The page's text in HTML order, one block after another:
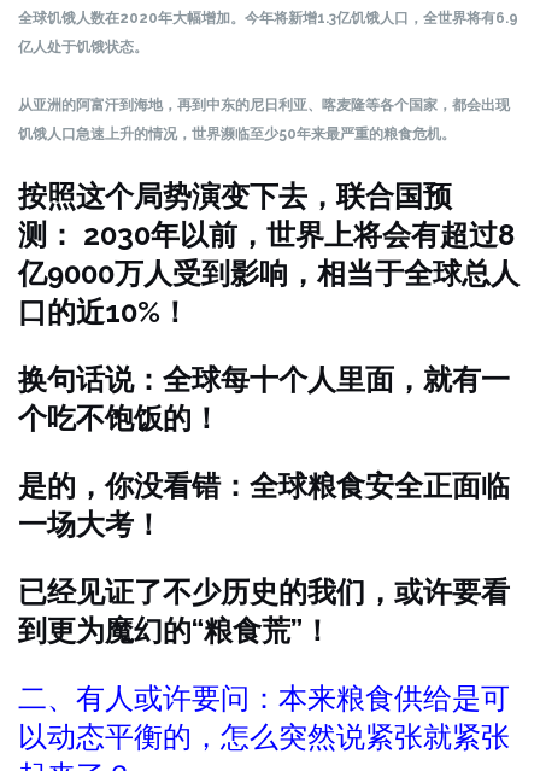
全球饥饿人数在2020年大幅增加。今年将新增1.3亿饥饿人口，全世界将有6.9
亿人处于饥饿状态。
从亚洲的阿富汗到海地，再到中东的尼日利亚、喀麦隆等各个国家，都会出现
饥饿人口急速上升的情况，世界濒临至少50年来最严重的粮食危机。
按照这个局势演变下去，联合国预
测： 2030年以前，世界上将会有超过8
亿9000万人受到影响，相当于全球总人
口的近10%！
换句话说：全球每十个人里面，就有一
个吃不饱饭的！
是的，你没看错：全球粮食安全正面临
一场大考！
已经见证了不少历史的我们，或许要看
到更为魔幻的“粮食荒”！
二、有人或许要问：本来粮食供给是可
以动态平衡的，怎么突然说紧张就紧张